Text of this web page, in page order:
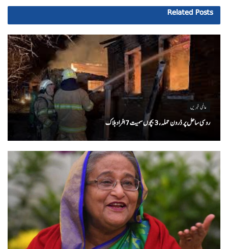
Related Posts
عالمی خبریں
روسی ساحل پر ڈرون حملہ، 3 بچوں سمیت 7 افراد ہلاک